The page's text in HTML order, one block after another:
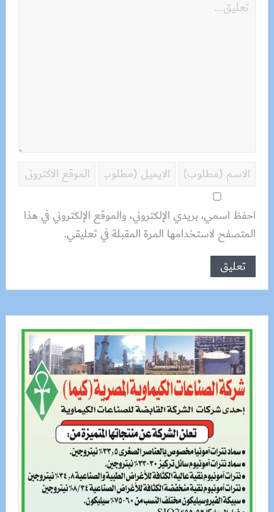
احفظ اسمي، بريدي الإلكتروني، والموقع الإلكتروني في هذا
المتصفح لاستخدامها المرة المقبلة في تعليقي.